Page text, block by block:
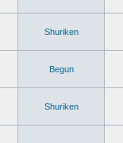
Shuriken
Begun
Shuriken